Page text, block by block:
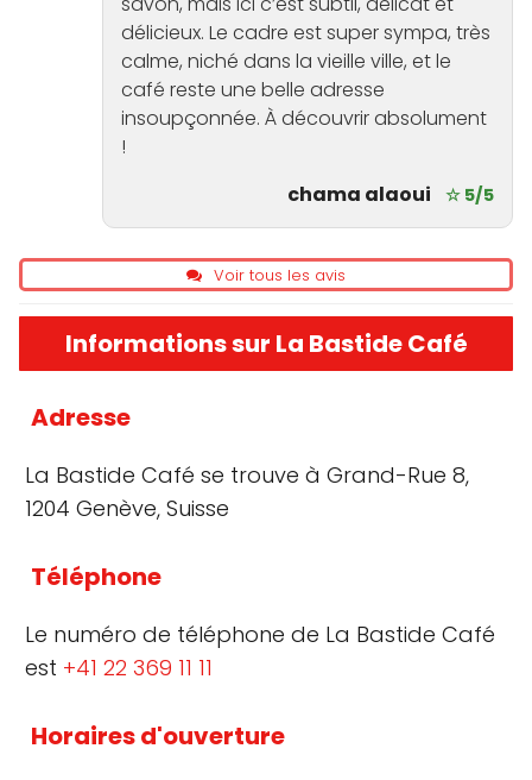
délicieux. Le cadre est super sympa, très
calme, niché dans la vieille ville, et le
café reste une belle adresse
insoupçonnée. À découvrir absolument
!
chama alaoui
☆ 5/5
Voir tous les avis
Informations sur La Bastide Café
Adresse
La Bastide Café se trouve à Grand-Rue 8,
1204 Genève, Suisse
Téléphone
Le numéro de téléphone de La Bastide Café
est +41 22 369 11 11
Horaires d'ouverture